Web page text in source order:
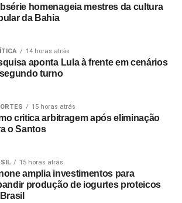
homenageia mestres da cultura
da Bahia
14 horas atrás
aponta Lula à frente em cenários
turno
15 horas atrás
critica arbitragem após eliminação
o Santos
15 horas atrás
amplia investimentos para
produção de iogurtes proteicos